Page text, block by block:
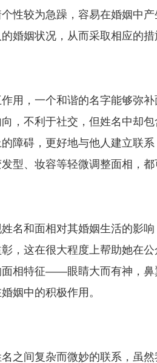
性较为急躁，容易在婚姻中
婚姻状况，从而采取相应的措
用，一个和谐的名字能够弥
，不利于社交，但姓名中却
障碍，更好地与他人建立联
型、妆容等轻微调整面相，都
名和面相对其婚姻生活的影
，这在很大程度上帮助她在
相特征——眼睛大而有神，鼻
姻中的积极作用。
之间复杂而微妙的联系，虽